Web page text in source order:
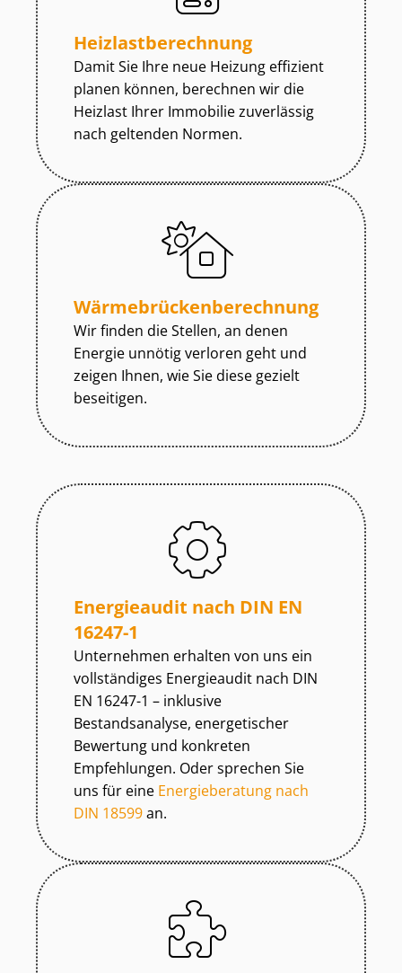
Heiz­last­be­rech­nung
Damit Sie Ihre neue Heizung effizient
planen können, berechnen wir die
Heizlast Ihrer Immobilie zuverlässig
nach geltenden Normen.
Wär­me­brü­cken­be­rech­nung
Wir finden die Stellen, an denen
Energie unnötig verloren geht und
zeigen Ihnen, wie Sie diese gezielt
beseitigen.
Energieaudit nach DIN EN
16247-1
Unternehmen erhalten von uns ein
vollständiges Energieaudit nach DIN
EN 16247-1 – inklusive
Bestandsanalyse, energetischer
Bewertung und konkreten
Empfehlungen. Oder sprechen Sie
uns für eine Energieberatung nach
DIN 18599an.